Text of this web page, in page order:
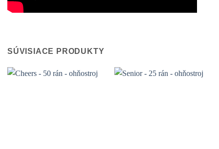
SÚVISIACE PRODUKTY